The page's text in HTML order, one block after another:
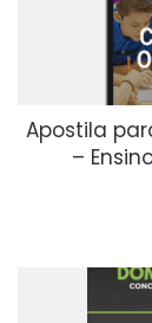
Apostila
–